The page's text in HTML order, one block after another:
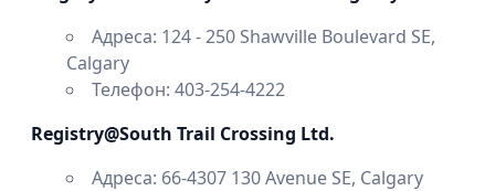
Адреса: 124 - 250 Shawville Boulevard SE,
Calgary
Телефон: 403-254-4222
Registry@South Trail Crossing Ltd.
Адреса: 66-4307 130 Avenue SE, Calgary